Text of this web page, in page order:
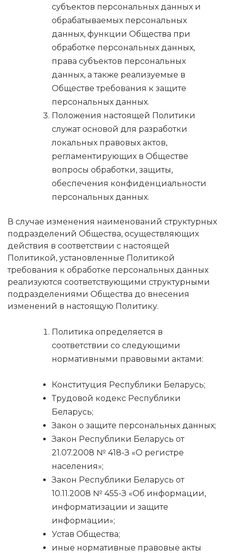
субъектов персональных данных и
обрабатываемых персональных
данных, функции Общества при
обработке персональных данных,
права субъектов персональных
данных, а также реализуемые в
Обществе требования к защите
персональных данных.
Положения настоящей Политики
служат основой для разработки
локальных правовых актов,
регламентирующих в Обществе
вопросы обработки, защиты,
обеспечения конфиденциальности
персональных данных.
В случае изменения наименований структурных
подразделений Общества, осуществляющих
действия в соответствии с настоящей
Политикой, установленные Политикой
требования к обработке персональных данных
реализуются соответствующими структурными
подразделениями Общества до внесения
изменений в настоящую Политику.
Политика определяется в
соответствии со следующими
нормативными правовыми актами:
Конституция Республики Беларусь;
Трудовой кодекс Республики
Беларусь;
Закон о защите персональных данных;
Закон Республики Беларусь от
21.07.2008 № 418-З «О регистре
населения»;
Закон Республики Беларусь от
10.11.2008 № 455-З «Об информации,
информатизации и защите
информации»;
Устав Общества;
иные нормативные правовые акты